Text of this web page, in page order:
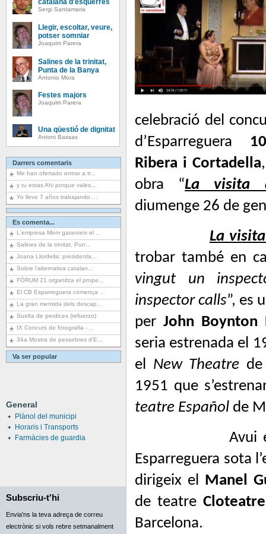
catalana d'esquerres
Sergi Santamaria
Llegir, escoltar, veure,
potser somniar
Joaquim Parera
Salines de la trinitat,
Punta de la Banya
Antonio Mora
Festes majors
Joaquim Parera
Una qüestió de dignitat
Antoni Bassas
Darrers comentaris
Me han ofertado entrar a tr...
y tu estas Ahi porque vales...
Yo llevo 7 años trabajando ...
Es comenta...
L'empresa Mem garanteix el ...
Salines de la trinitat, Pun...
Joana Llordella: presidenta...
Sobre l'alternativa catalan...
FÒRUM 21 organitza el prope...
El CB Esparreguera comença ...
La gran mentida dels descap...
Suelta de perdices (refuerzo)
IX Concurs de fotografia - ...
34a Mostra de pessebres d'E...
Va ser popular
General
Plànol del municipi
Horaris i Transports
Farmàcies de guardia
Subscriu-t'hi
Envia'ns la teva adreça de correu
electrònic si vols rebre setmanalment
celebració del
d’Esparreguera
Ribera i Cortadella
obra “La visita
diumenge 26 de
La
trobar també en
vingut un
inspector calls”, es
per John Boynton
seria estrenada el
el New Theatre
1951 que
teatre Español de
Avui
Esparreguera sota
dirigeix el Manel
de teatre
Barcelona.